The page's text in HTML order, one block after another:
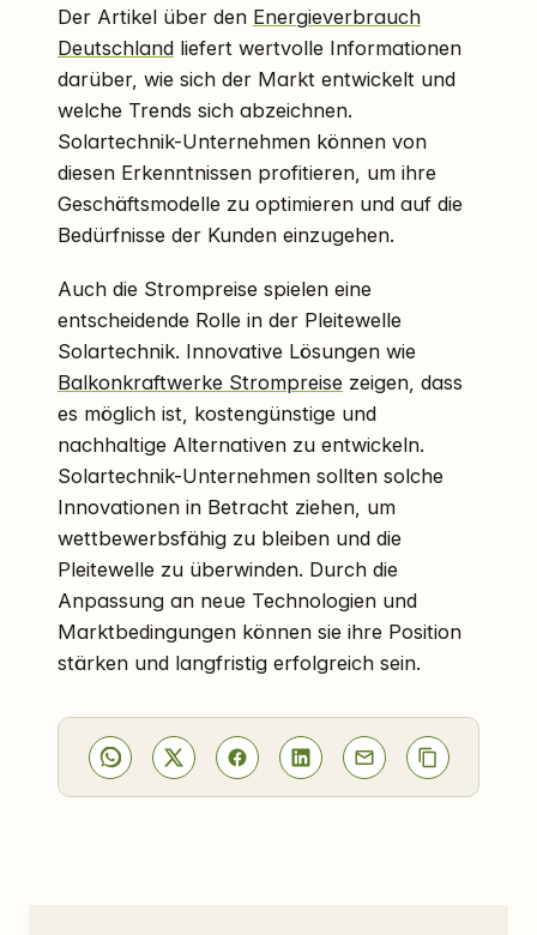
Der Artikel über den Energieverbrauch
Deutschland liefert wertvolle Informationen
darüber, wie sich der Markt entwickelt und
welche Trends sich abzeichnen.
Solartechnik-Unternehmen können von
diesen Erkenntnissen profitieren, um ihre
Geschäftsmodelle zu optimieren und auf die
Bedürfnisse der Kunden einzugehen.
Auch die Strompreise spielen eine
entscheidende Rolle in der Pleitewelle
Solartechnik. Innovative Lösungen wie
Balkonkraftwerke Strompreise zeigen, dass
es möglich ist, kostengünstige und
nachhaltige Alternativen zu entwickeln.
Solartechnik-Unternehmen sollten solche
Innovationen in Betracht ziehen, um
wettbewerbsfähig zu bleiben und die
Pleitewelle zu überwinden. Durch die
Anpassung an neue Technologien und
Marktbedingungen können sie ihre Position
stärken und langfristig erfolgreich sein.